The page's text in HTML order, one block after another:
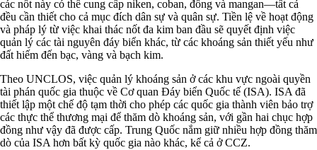
các nốt này có thể cung cấp niken, coban, đồng và mangan—tất cả
đều cần thiết cho cả mục đích dân sự và quân sự. Tiền lệ về hoạt động
và pháp lý từ việc khai thác nốt đa kim ban đầu sẽ quyết định việc
quản lý các tài nguyên đáy biển khác, từ các khoáng sản thiết yếu như
đất hiếm đến bạc, vàng và bạch kim.
Theo UNCLOS, việc quản lý khoáng sản ở các khu vực ngoài quyền
tài phán quốc gia thuộc về Cơ quan Đáy biển Quốc tế (ISA). ISA đã
thiết lập một chế độ tạm thời cho phép các quốc gia thành viên bảo trợ
các thực thể thương mại để thăm dò khoáng sản, với gần hai chục hợp
đồng như vậy đã được cấp. Trung Quốc nắm giữ nhiều hợp đồng thăm
dò của ISA hơn bất kỳ quốc gia nào khác, kể cả ở CCZ.